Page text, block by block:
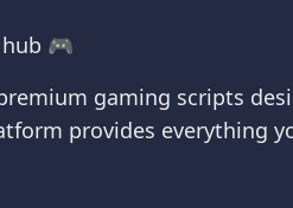
🎮
gaming scripts
provides everything